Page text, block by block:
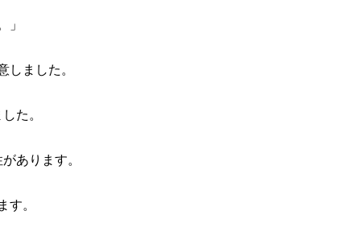
」
しました。
た。
あります。
す。